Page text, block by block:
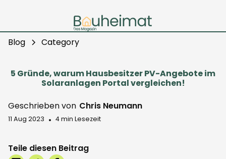
Blog Category
5 Gründe, warum Hausbesitzer PV-Angebote im
Solaranlagen Portal vergleichen!
Geschrieben von Chris Neumann
11 Aug 2023 • 4 min Lesezeit
Teile diesen Beitrag